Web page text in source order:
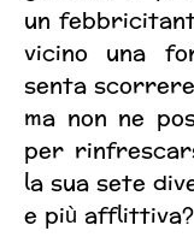
un
vicino una
senta
ma non ne
per
la sua sete
e più afflittiva?